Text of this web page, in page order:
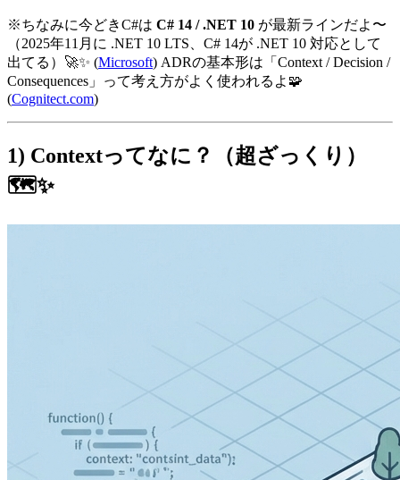
※ちなみに今どきC#は C# 14 / .NET 10 が最新ラインだよ〜
（2025年11月に .NET 10 LTS、C# 14が .NET 10 対応として
出てる）🚀✨ (Microsoft) ADRの基本形は「Context / Decision /
Consequences」って考え方がよく使われるよ🧩
(Cognitect.com)
1) Contextってなに？（超ざっくり）
🗺️✨